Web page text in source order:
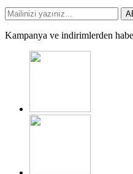
Kampanya ve indirimlerden